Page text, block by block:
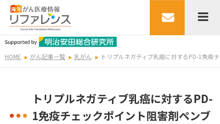
HOME がん記事一覧 乳がん トリプルネガティブ乳癌に対するPD-1免疫
トリプルネガティブ乳癌に対するPD-
1免疫チェックポイント阻害剤ペンブ